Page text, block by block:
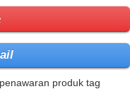
produk tag